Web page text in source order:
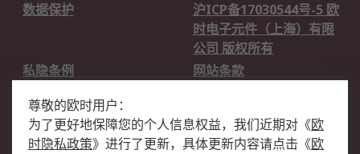
数据保护
沪ICP备17030544号-5 欧
时电子元件（上海）有限
公司 版权所有
私隐条例
网站条款
关于欧时
尊敬的欧时用户：
为了更好地保障您的个人信息权益，我们近期对 《欧
时隐私政策》 进行了更新，具体更新内容请点击 《欧